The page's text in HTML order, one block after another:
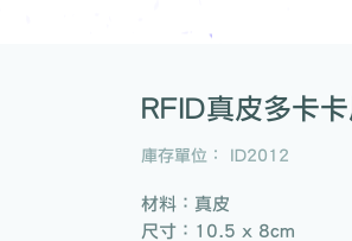
RFID真皮多卡
庫存單位： ID2012
材料：真皮
尺寸：10.5 x 8cm